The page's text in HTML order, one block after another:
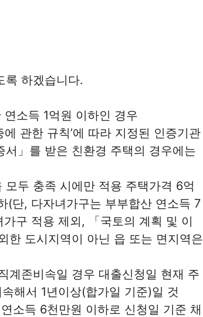
록 하겠습니다.
소득 1억원 이하인 경우
에 관한 규칙’에 따라 지정된 인증기관
」를 받은 친환경 주택의 경우에는
두 충족 시에만 적용 주택가격 6억
(단, 다자녀가구는 부부합산 연소득 7
가구 적용 제외, 「국토의 계획 및 이
한 도시지역이 아닌 읍 또는 면지역은
계존비속일 경우 대출신청일 현재 주
해서 1년이상(합가일 기준)일 것
소득 6천만원 이하로 신청일 기준 채